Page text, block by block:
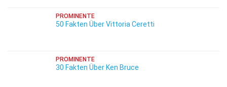
PROMINENTE
50 Fakten Über Vittoria Ceretti
PROMINENTE
30 Fakten Über Ken Bruce